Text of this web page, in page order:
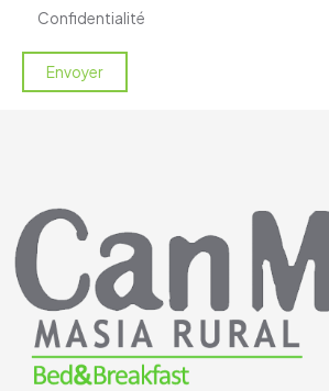
Confidentialité